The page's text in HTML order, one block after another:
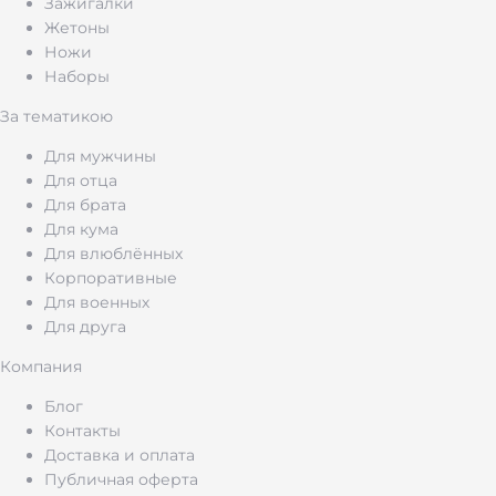
истиранию. Наши
выдерживают экстремальные температуры,
воду и механические нагрузки — ваш личный
идентификатор, который останется с вами
навсегда.
«Жетоны ВСУ стандарт»:
что должен знать каждый
военнослужащий
Официальный
изготавливается из
марки 304 или 316
Жетоны
Ножи
Наборы
За тематикою
Для мужчины
Для отца
Для брата
Для кума
Для влюблённых
Корпоративные
Для военных
Для друга
Компания
Блог
Контакты
Доставка и оплата
Публичная оферта